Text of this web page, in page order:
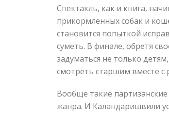
Спектакль, как и книга,
прикормленных собак и
становится попыткой
суметь. В финале, обретя
задуматься не только
смотреть старшим вместе
Вообще такие
жанра. И Каландаришвили